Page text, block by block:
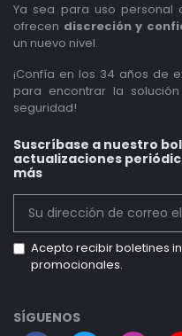
Ya sea para uso personal
ofrecen discreción y
un nuevo nivel.
¡Confía en los 34 años de
para encontrar la
seguridad!
Suscríbase a nuestro
actualizaciones
más
Acepto recibir boletines
promocionales.
SÍGUENOS